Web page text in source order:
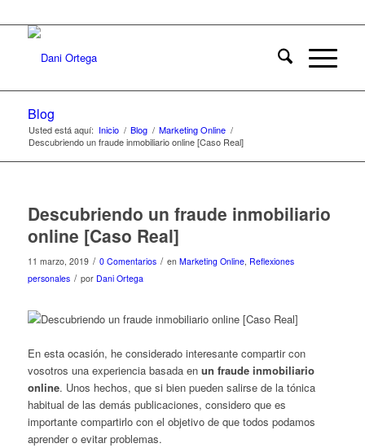
Blog
Usted está aquí: Inicio / Blog / Marketing Online /
Descubriendo un fraude inmobiliario online [Caso Real]
Descubriendo un fraude inmobiliario
online [Caso Real]
11 marzo, 2019 / 0 Comentarios / en Marketing Online, Reflexiones
personales / por Dani Ortega
En esta ocasión, he considerado interesante compartir con
vosotros una experiencia basada en un fraude inmobiliario
online. Unos hechos, que si bien pueden salirse de la tónica
habitual de las demás publicaciones, considero que es
importante compartirlo con el objetivo de que todos podamos
aprender o evitar problemas.